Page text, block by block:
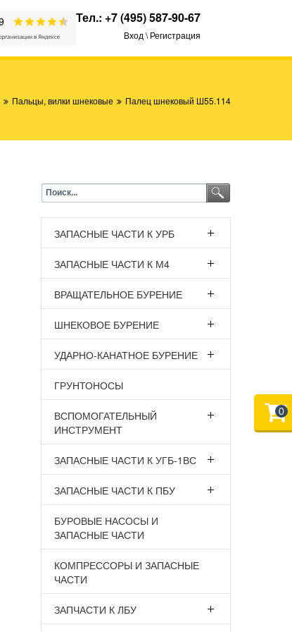
Тел.: +7 (495) 587-90-67
Вход \ Регистрация
Пальцы, вилки шнековые Палец шнековый Ш55.114
ЗАПАСНЫЕ ЧАСТИ К УРБ
ЗАПАСНЫЕ ЧАСТИ К М4
ВРАЩАТЕЛЬНОЕ БУРЕНИЕ
ШНЕКОВОЕ БУРЕНИЕ
УДАРНО-КАНАТНОЕ БУРЕНИЕ
ГРУНТОНОСЫ
ВСПОМОГАТЕЛЬНЫЙ
ИНСТРУМЕНТ
ЗАПАСНЫЕ ЧАСТИ К УГБ-1ВС
ЗАПАСНЫЕ ЧАСТИ К ПБУ
БУРОВЫЕ НАСОСЫ И
ЗАПАСНЫЕ ЧАСТИ
КОМПРЕССОРЫ И ЗАПАСНЫЕ
ЧАСТИ
ЗАПЧАСТИ К ЛБУ
0